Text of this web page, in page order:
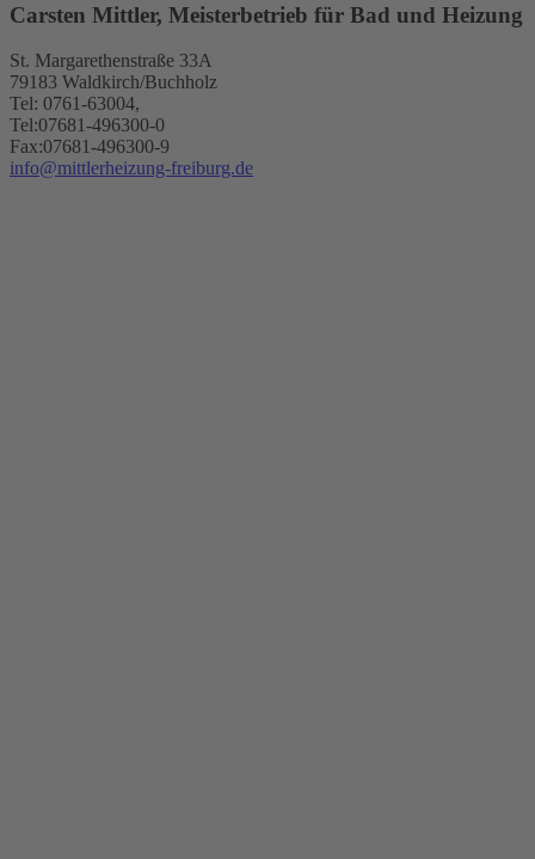
Carsten Mittler, Meisterbetrieb für Bad und Heizung
St. Margarethenstraße 33A
79183 Waldkirch/Buchholz
Tel: 0761-63004,
Tel:07681-496300-0
Fax:07681-496300-9
info@mittlerheizung-freiburg.de